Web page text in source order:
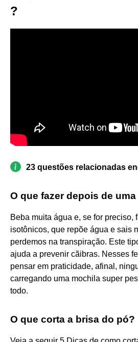
?
23 questões relacionadas
O que fazer depois de
Beba muita água e, se for preciso,
isotônicos, que repõe água e sais
perdemos na transpiração. Este
ajuda a prevenir cãibras. Nesses
pensar em praticidade, afinal,
carregando uma mochila super
todo.
O que corta a brisa do pó?